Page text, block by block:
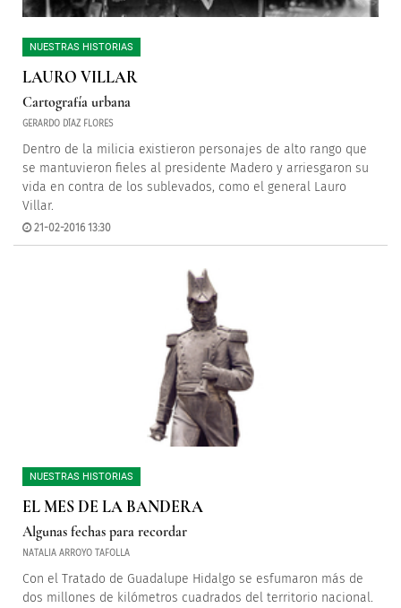
NUESTRAS HISTORIAS
LAURO VILLAR
Cartografía urbana
GERARDO DÍAZ FLORES
Dentro de la milicia existieron personajes de alto rango que
se mantuvieron fieles al presidente Madero y arriesgaron su
vida en contra de los sublevados, como el general Lauro
Villar.
21-02-2016 13:30
NUESTRAS HISTORIAS
EL MES DE LA BANDERA
Algunas fechas para recordar
NATALIA ARROYO TAFOLLA
Con el Tratado de Guadalupe Hidalgo se esfumaron más de
dos millones de kilómetros cuadrados del territorio nacional.